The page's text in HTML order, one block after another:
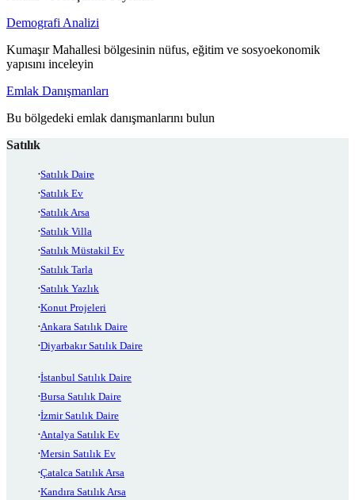
Demografi Analizi
Kumaşır Mahallesi bölgesinin nüfus, eğitim ve sosyoekonomik
yapısını inceleyin
Emlak Danışmanları
Bu bölgedeki emlak danışmanlarını bulun
Satılık
Satılık Daire
Satılık Ev
Satılık Arsa
Satılık Villa
Satılık Müstakil Ev
Satılık Tarla
Satılık Yazlık
Konut Projeleri
Ankara Satılık Daire
Diyarbakır Satılık Daire
İstanbul Satılık Daire
Bursa Satılık Daire
İzmir Satılık Daire
Antalya Satılık Ev
Mersin Satılık Ev
Çatalca Satılık Arsa
Kandıra Satılık Arsa